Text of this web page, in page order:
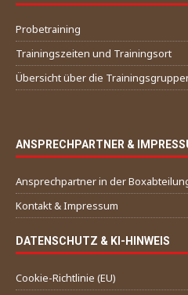
Probetraining
Trainingszeiten und Trainingsort
Übersicht über die
ANSPRECHPARTNER &
Ansprechpartner in der
Kontakt & Impressum
DATENSCHUTZ & KI-HINWEIS
Cookie-Richtlinie (EU)